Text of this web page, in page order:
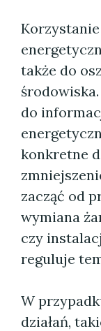
także do
do
konkretne
zacząć od
wymiana
czy
reguluje
W
działań,